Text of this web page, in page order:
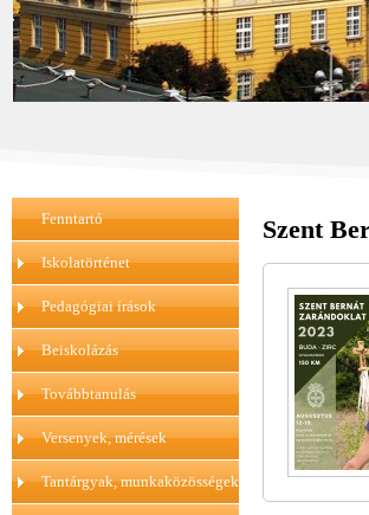
Fenntartó
Iskolatörténet
Pedagógiai írások
Beiskolázás
Továbbtanulás
Versenyek, mérések
Tantárgyak, munkaközösségek
Szent